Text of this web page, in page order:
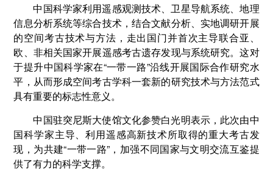
中国科学家利用遥感观测技术、卫星导航系统、地理
信息分析系统等综合技术，结合文献分析、实地调研开展
的空间考古技术与方法，走出国门并首次主导联合亚、
欧、非相关国家开展遥感考古遗存发现与系统研究。这对
于提升中国科学家在“一带一路”沿线开展国际合作研究水
平，从而形成空间考古学科一套新的研究技术与方法范式
具有重要的标志性意义。
中国驻突尼斯大使馆文化参赞白光明表示，此次由中
国科学家主导、利用遥感高新技术所取得的重大考古发
现，为共建“一带一路”，加强不同国家与文明交流互鉴提
供了有力的科学支撑。